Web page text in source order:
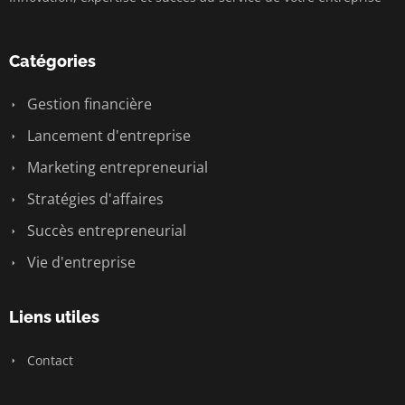
Catégories
Gestion financière
Lancement d'entreprise
Marketing entrepreneurial
Stratégies d'affaires
Succès entrepreneurial
Vie d'entreprise
Liens utiles
Contact